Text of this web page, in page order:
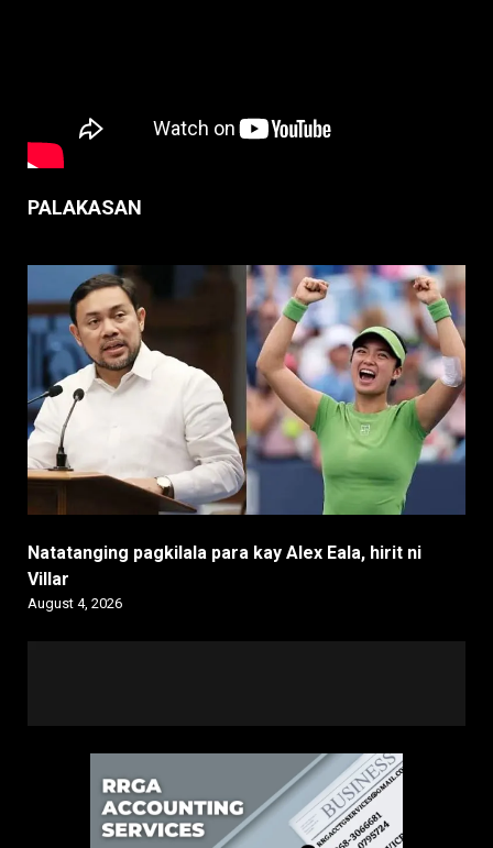
PALAKASAN
Natatanging pagkilala para kay Alex Eala, hirit ni
Villar
August 4, 2026